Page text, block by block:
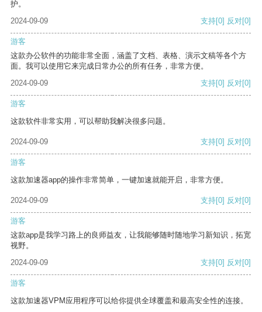
护。
2024-09-09
支持[0] 反对[0]
游客
这款办公软件的功能非常全面，涵盖了文档、表格、演示文稿等各个方
面。我可以使用它来完成日常办公的所有任务，非常方便。
2024-09-09
支持[0] 反对[0]
游客
这款软件非常实用，可以帮助我解决很多问题。
2024-09-09 支持[0] 反对[0]
游客
这款加速器app的操作非常简单，一键加速就能开启，非常方便。
2024-09-09 支持[0] 反对[0]
游客
这款app是我学习路上的良师益友，让我能够随时随地学习新知识，拓宽
视野。
2024-09-09
支持[0] 反对[0]
游客
这款加速器VPM应用程序可以给你提供全球覆盖和最高安全性的连接。